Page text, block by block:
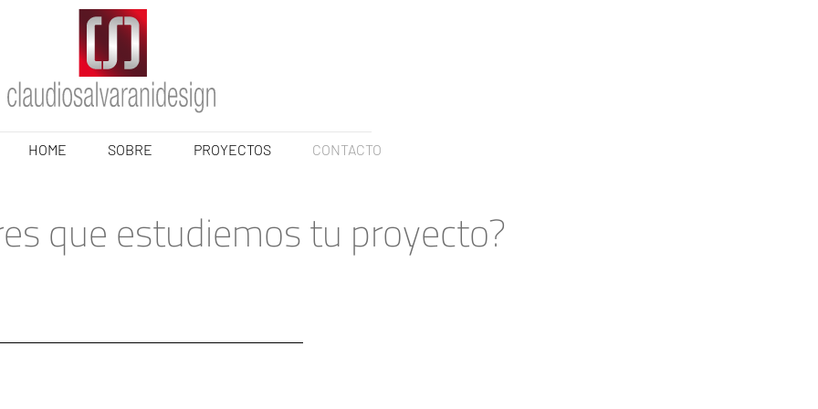
HOME SOBRE PROYECTOS CONTACTO
que estudiemos tu proyecto?